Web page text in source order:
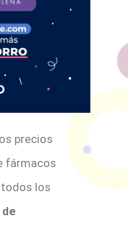
precios
fármacos
todos los